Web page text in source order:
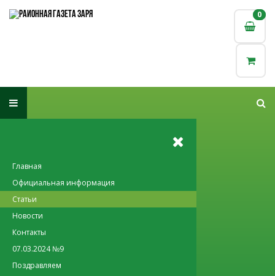
0
0
Главная
Официальная информация
Статьи
Новости
Контакты
07.03.2024 №9
Поздравляем